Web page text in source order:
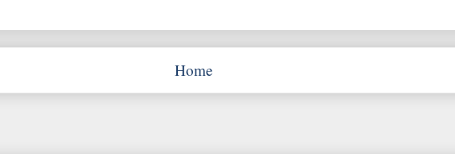
Home